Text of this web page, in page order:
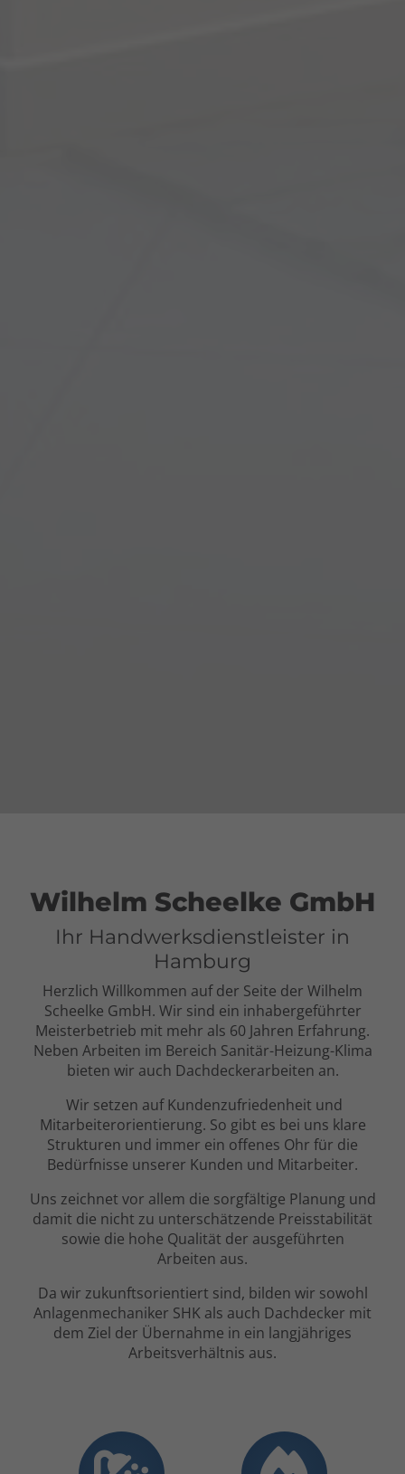
Wilhelm Scheelke GmbH
Ihr Handwerksdienstleister in
Hamburg
Herzlich Willkommen auf der Seite der Wilhelm
Scheelke GmbH. Wir sind ein inhabergeführter
Meisterbetrieb mit mehr als 60 Jahren Erfahrung.
Neben Arbeiten im Bereich Sanitär-Heizung-Klima
bieten wir auch Dachdeckerarbeiten an.
Wir setzen auf Kundenzufriedenheit und
Mitarbeiterorientierung. So gibt es bei uns klare
Strukturen und immer ein offenes Ohr für die
Bedürfnisse unserer Kunden und Mitarbeiter.
Uns zeichnet vor allem die sorgfältige Planung und
damit die nicht zu unterschätzende Preisstabilität
sowie die hohe Qualität der ausgeführten
Arbeiten aus.
Da wir zukunftsorientiert sind, bilden wir sowohl
Anlagenmechaniker SHK als auch Dachdecker mit
dem Ziel der Übernahme in ein langjähriges
Arbeitsverhältnis aus.